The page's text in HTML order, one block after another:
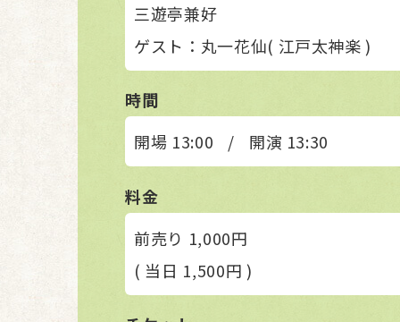
三遊亭兼好
ゲスト：丸一花仙( 江戸太神楽 )
時間
開場 13:00
/ 開演 13:30
料金
前売り 1,000円
( 当日 1,500円 )